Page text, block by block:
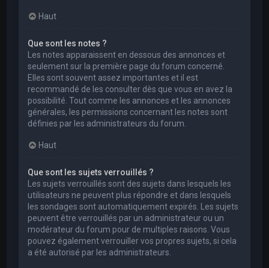
Haut
Que sont les notes ?
Les notes apparaissent en dessous des annonces et
seulement sur la première page du forum concerné.
Elles sont souvent assez importantes et il est
recommandé de les consulter dès que vous en avez la
possibilité. Tout comme les annonces et les annonces
générales, les permissions concernant les notes sont
définies par les administrateurs du forum.
Haut
Que sont les sujets verrouillés ?
Les sujets verrouillés sont des sujets dans lesquels les
utilisateurs ne peuvent plus répondre et dans lesquels
les sondages sont automatiquement expirés. Les sujets
peuvent être verrouillés par un administrateur ou un
modérateur du forum pour de multiples raisons. Vous
pouvez également verrouiller vos propres sujets, si cela
a été autorisé par les administrateurs.